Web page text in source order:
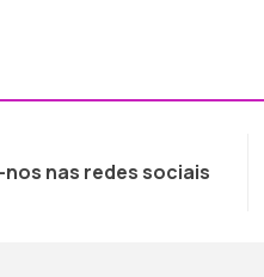
nas redes sociais